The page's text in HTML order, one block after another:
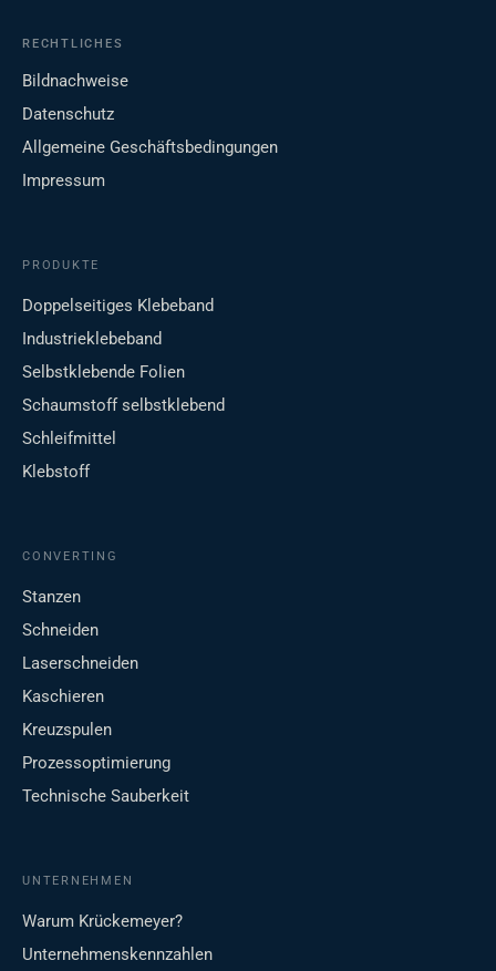
RECHTLICHES
Bildnachweise
Datenschutz
Allgemeine Geschäftsbedingungen
Impressum
PRODUKTE
Doppelseitiges Klebeband
Industrieklebeband
Selbstklebende Folien
Schaumstoff selbstklebend
Schleifmittel
Klebstoff
CONVERTING
Stanzen
Schneiden
Laserschneiden
Kaschieren
Kreuzspulen
Prozessoptimierung
Technische Sauberkeit
UNTERNEHMEN
Warum Krückemeyer?
Unternehmenskennzahlen